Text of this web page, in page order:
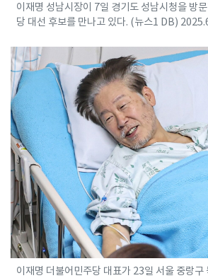
이재명 성남시장이 7일 경기도 성남시청을 방
당 대선 후보를 만나고 있다. (뉴스1 DB)
이재명 더불어민주당 대표가 23일 서울 중랑구